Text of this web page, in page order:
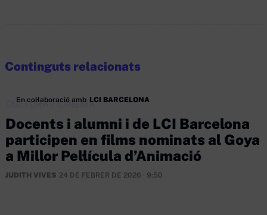
Continguts relacionats
En col·laboració amb LCI BARCELONA
CULTURA/CINEMA
Docents i alumni i de LCI Barcelona
participen en films nominats al Goya
a Millor Pel·lícula d’Animació
JUDITH VIVES 24 DE FEBRER DE 2026 · 9:50